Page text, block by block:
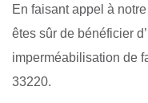
En faisant appel à
êtes sûr de bénéficier
imperméabilisation de
33220.